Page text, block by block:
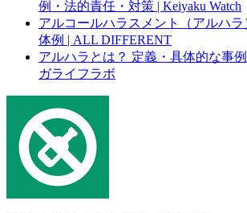
例・法的責任・対策 | Keiyaku Watch
アルコールハラスメント（アルハ
体例 | ALL DIFFERENT
アルハラとは？ 定義・具体的な事
ガライフラボ